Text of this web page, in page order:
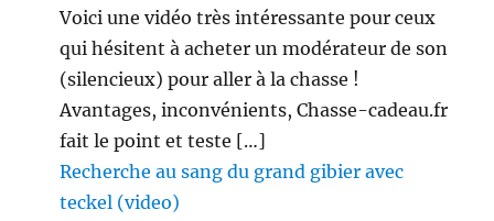
Voici une vidéo très intéressante pour ceux
qui hésitent à acheter un modérateur de son
(silencieux) pour aller à la chasse !
Avantages, inconvénients, Chasse-cadeau.fr
fait le point et teste […]
Recherche au sang du grand gibier avec
teckel (video)